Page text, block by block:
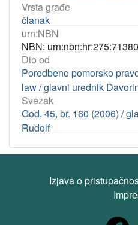
Vrsta građe
članak
urn:NBN
NBN:
Dio od
Poredbeno pomorsko
law / glavni urednik
Svezak
God. 45, br. 160 (2006) /
Rudolf
Izjava o